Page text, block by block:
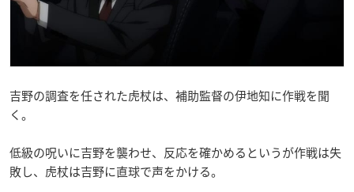
吉野の調査を任された虎杖は、補助監督の伊地知に作戦を聞
く。
低級の呪いに吉野を襲わせ、反応を確かめるというが作戦は失
敗し、虎杖は吉野に直球で声をかける。